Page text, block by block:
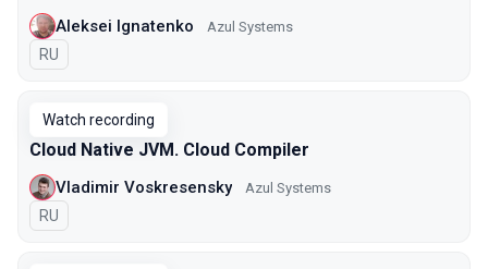
Aleksei Ignatenko Azul Systems
In Russian
RU
Watch recording
Cloud Native JVM. Cloud Compiler
Vladimir Voskresensky Azul Systems
In Russian
RU